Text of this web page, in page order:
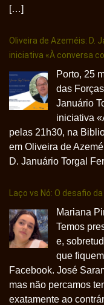
[…]
Oliveira de Azeméis: D.
iniciativa «À conversa
Porto, 25
das
Januário
iniciativa
pelas 21h30, na
em Oliveira de
D. Januário Torgal
Laço vs Nó: O desafio
Mariana
Temos
e,
que
Facebook. José
mas não percamos
exatamente ao